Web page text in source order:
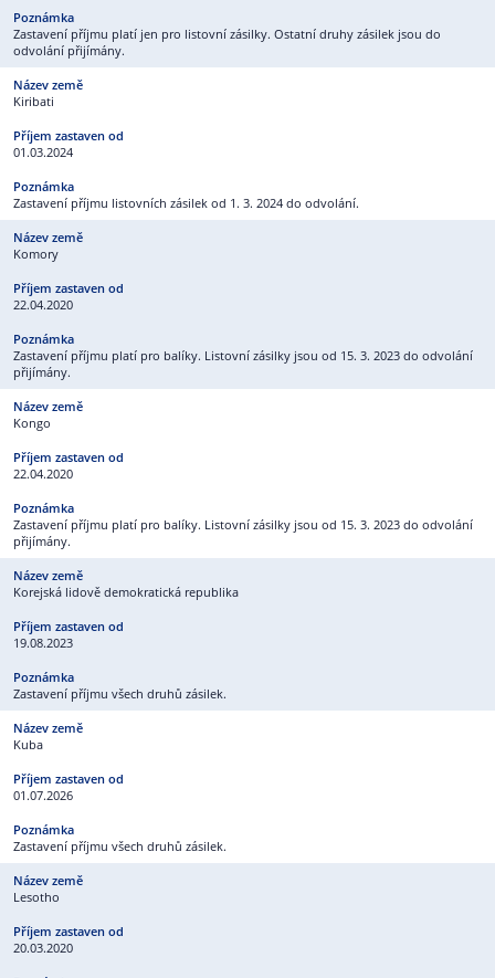
Zastavení příjmu platí jen pro listovní zásilky. Ostatní druhy zásilek jsou do
odvolání přijímány.
Kiribati
01.03.2024
Zastavení příjmu listovních zásilek od 1. 3. 2024 do odvolání.
Komory
22.04.2020
Zastavení příjmu platí pro balíky. Listovní zásilky jsou od 15. 3. 2023 do odvolání
přijímány.
Kongo
22.04.2020
Zastavení příjmu platí pro balíky. Listovní zásilky jsou od 15. 3. 2023 do odvolání
přijímány.
Korejská lidově demokratická republika
19.08.2023
Zastavení příjmu všech druhů zásilek.
Kuba
01.07.2026
Zastavení příjmu všech druhů zásilek.
Lesotho
20.03.2020